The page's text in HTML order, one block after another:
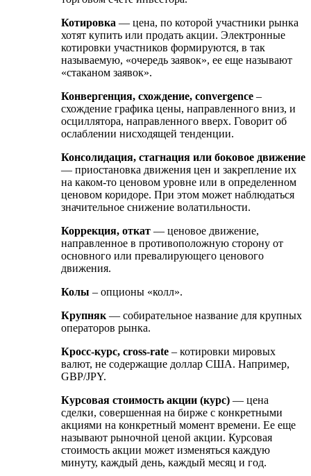
Котировка — цена, по которой участники рынка
хотят купить или продать акции. Электронные
котировки участников формируются, в так
называемую, «очередь заявок», ее еще называют
«стаканом заявок».
Конвергенция, схождение, convergence –
схождение графика цены, направленного вниз, и
осциллятора, направленного вверх. Говорит об
ослаблении нисходящей тенденции.
Консолидация, стагнация или боковое движение
— приостановка движения цен и закрепление их
на каком-то ценовом уровне или в определенном
ценовом коридоре. При этом может наблюдаться
значительное снижение волатильности.
Коррекция, откат — ценовое движение,
направленное в противоположную сторону от
основного или превалирующего ценового
движения.
Колы – опционы «колл».
Крупняк— собирательное название для крупных
операторов рынка.
Кросс-курс, cross-rate – котировки мировых
валют, не содержащие доллар США. Например,
GBP/JPY.
Курсовая стоимость акции (курс) — цена
сделки, совершенная на бирже с конкретными
акциями на конкретный момент времени. Ее еще
называют рыночной ценой акции. Курсовая
стоимость акции может изменяться каждую
минуту, каждый день, каждый месяц и год.